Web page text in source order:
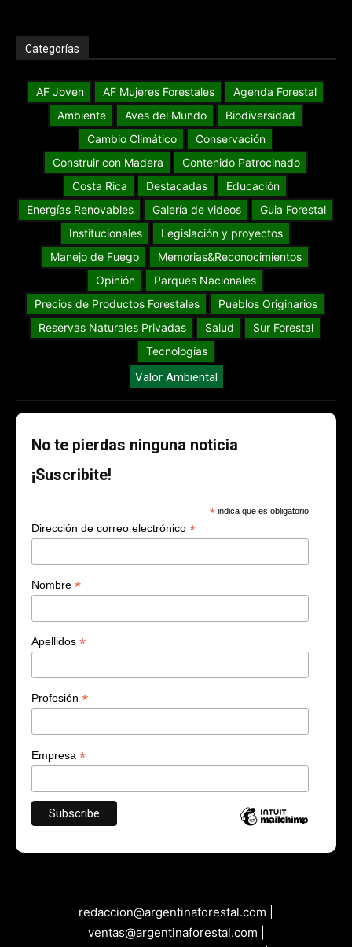
Categorías
AF Joven AF Mujeres Forestales
Agenda Forestal
Ambiente
Aves del Mundo
Biodiversidad
Cambio Climático
Conservación
Construir con Madera
Contenido Patrocinado
Costa Rica
Destacadas
Educación
Energías Renovables
Galería de videos
Guia Forestal
Institucionales
Legislación y proyectos
Manejo de Fuego
Memorias&Reconocimientos
Opinión
Parques Nacionales
Precios de Productos Forestales
Pueblos Originarios
Reservas Naturales Privadas
Salud
Sur Forestal
Tecnologías
Valor Ambiental
No te pierdas ninguna noticia
¡Suscribite!
* indica que es obligatorio
Dirección de correo electrónico *
Nombre *
Apellidos *
Profesión *
Empresa *
redaccion@argentinaforestal.com |
ventas@argentinaforestal.com |